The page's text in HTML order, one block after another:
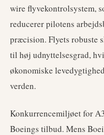
wire flyvekontrolsystem,
reducerer pilotens
præcision. Flyets robuste
til høj udnyttelsesgrad,
økonomiske
verden.
Konkurrencemiljøet for
Boeings tilbud. Mens